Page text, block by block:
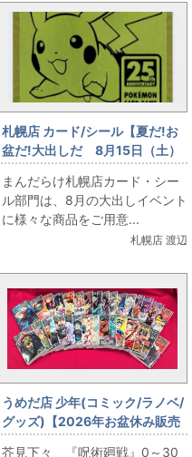
札幌店 カード/シール【夏だ!お
盆だ!大出しだ 8月15日（土）
販売】 ポケモンカード ゴー
ルデンなピカチュウ登場
まんだらけ札幌店カード・シー
ル部門は、8月の大出しイベント
に様々な商品をご用意...
札幌店 渡辺
うめだ店 少年(コミック/ラノベ/
グッズ)【2026年お盆休み販売
情報】当日販売 8/8（土）2階
芥見下々 『呪術廻戦』0～30